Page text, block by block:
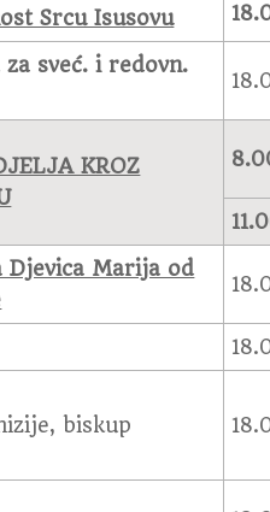
Srcu Isusovu
sveć. i redovn.
KROZ
Djevica Marija od
biskup